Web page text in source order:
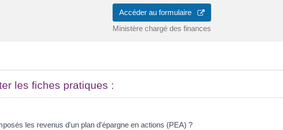
Accéder au formulaire
Ministère chargé des finances
les fiches pratiques :
les revenus d'un plan d'épargne en actions (PEA) ?